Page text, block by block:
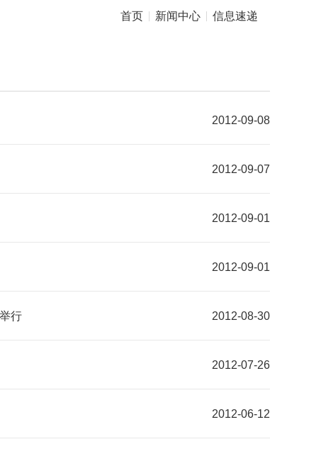
首页 新闻中心 信息速递
2012-09-08
2012-09-07
2012-09-01
2012-09-01
2012-08-30
行
2012-07-26
2012-06-12